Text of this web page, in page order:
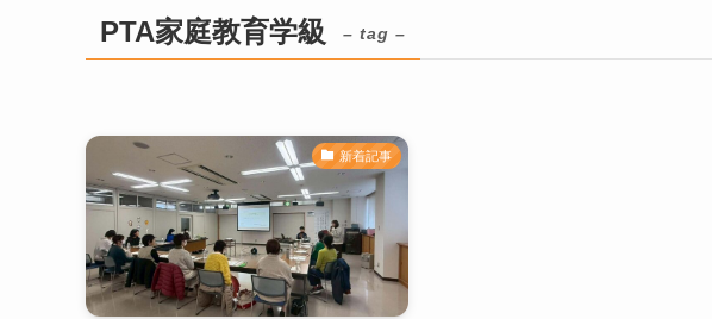
PTA家庭教育学級 – tag –
新着記事